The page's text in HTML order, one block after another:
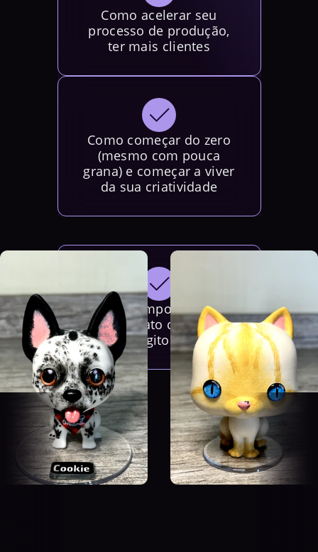
Como acelerar seu
processo de produção,
ter mais clientes
Como começar do zero
(mesmo com pouca
grana) e começar a viver
da sua criatividade
3 pilares importantes do
artesanato capaz de
gerar 5 dígitos por mês